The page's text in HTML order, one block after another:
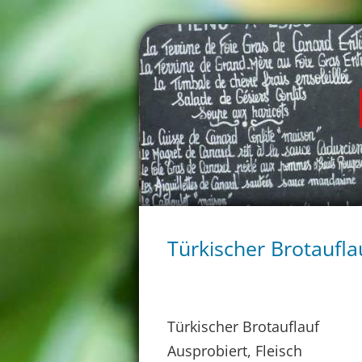
Türkischer
Türkischer Brotauflauf
Ausprobiert, Fleisch